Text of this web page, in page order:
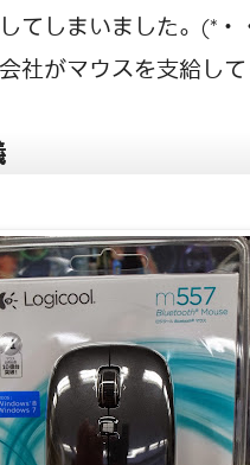
てしまいました。(*
社がマウスを支給し